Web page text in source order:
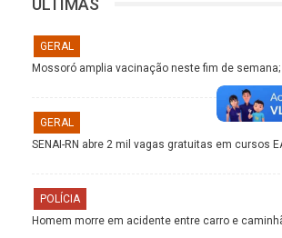
GERAL
Mossoró amplia vacinação neste fim de
GERAL
SENAI-RN abre 2 mil vagas gratuitas em cursos
POLÍCIA
Homem morre em acidente entre carro e